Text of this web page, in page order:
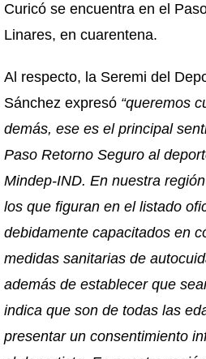
Curicó se encuentra en el
Linares, en cuarentena.
Al respecto, la Seremi del
Sánchez expresó “queremos
demás, ese es el principal
Paso Retorno Seguro al
Mindep-IND. En nuestra
los que figuran en el listado
debidamente capacitados en
medidas sanitarias de
además de establecer que
indica que son de todas las
presentar un consentimiento